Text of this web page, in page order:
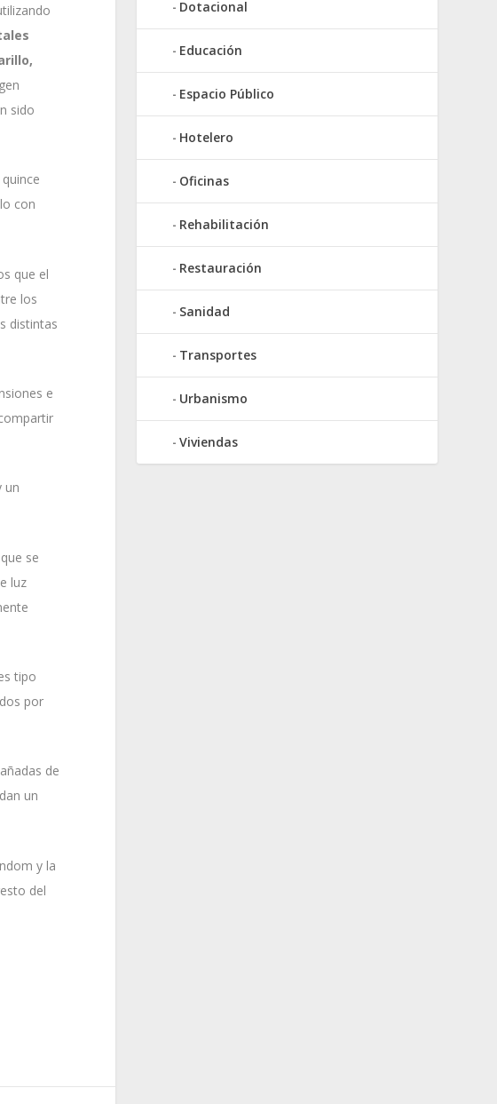
sido
con
que el
los
distintas
e
un
se
luz
tipo
por
de
un
y la
del
Dotacional
Educación
Espacio Público
Hotelero
Oficinas
Rehabilitación
Restauración
Sanidad
Transportes
Urbanismo
Viviendas